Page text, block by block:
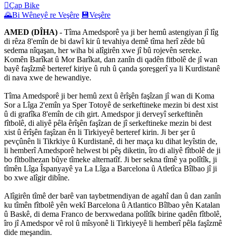
Çap Bike
🌄Bi Wêneyê re Veşêre 💾Veşêre
AMED (DÎHA) - Tîma Amedsporê ya ji ber hemû astengiyan jî lîg
di rêza 8'emîn de bi dawî kir û tevahiya demê tîma herî zêde bû
sedema nîqaşan, her wiha bi alîgirên xwe jî bû rojevên sereke.
Komên Barîkat û Mor Barîkat, dan zanîn di qadên fitbolê de jî wan
bayê faşîzmê berteref kiriye û ruh û çanda şoreşgerî ya li Kurdistanê
di nava xwe de hewandiye.
Tîma Amedsporê ji ber hemû zext û êrîşên faşîzan jî wan di Koma
Sor a Lîga 2'emîn ya Sper Totoyê de serkeftineke mezin bi dest xist
û di grafîka 8'emîn de cih girt. Amedspor ji derveyî serkeftinên
fîtbolê, di aliyê pêla êrîşên faşîzan de jî serkeftineke mezin bi dest
xist û êrîşên faşîzan ên li Tirkiyeyê berteref kirin. Ji ber şer û
pevçûnên li Tikrkiye û Kurdistanê, di her maça ku dihat leyîstin de,
li hemberî Amedsporê helwest bi pêş diketin, îro di aliyê fîtbolê de ji
bo fîtbolhezan bûye tîmeke alternatîf. Ji ber sekna tîmê ya polîtîk, ji
tîmên Lîga Îspanyayê ya La Lîga a Barcelona û Atletîca Bîlbao jî ji
bo xwe alîgir dibîne.
Alîgirên tîmê der barê van taybetmendiyan de agahî dan û dan zanîn
ku tîmên fîtbolê yên wekî Barcelona û Atlantico Bîlbao yên Katalan
û Baskê, di dema Franco de berxwedana polîtîk birine qadên fîtbolê,
îro jî Amedspor vê rol û mîsyonê li Tirkiyeyê li hemberî pêla faşîzmê
dide meşandin.